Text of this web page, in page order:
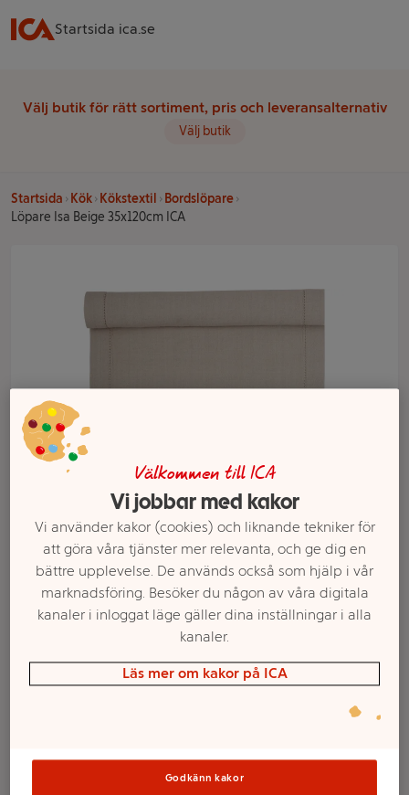
Startsida ica.se
Välj butik för rätt sortiment, pris och leveransalternativ
Välj butik
Startsida Kök Kökstextil
Bordslöpare
Löpare Isa Beige 35x120cm ICA
Löpare Isa Beige
Sortimentet kan variera mellan butikerna
Välkommen till ICA
Vi jobbar med kakor
Vi använder kakor (cookies) och liknande tekniker för
att göra våra tjänster mer relevanta, och ge dig en
bättre upplevelse. De används också som hjälp i vår
marknadsföring. Besöker du någon av våra digitala
kanaler i inloggat läge gäller dina inställningar i alla
kanaler.
Läs mer om kakor på ICA
Godkänn kakor